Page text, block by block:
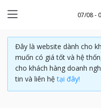
07/08 -
Đây là website dành cho
muốn có giá tốt và hệ
cho khách hàng doanh
tin và liên hệ tại đây!